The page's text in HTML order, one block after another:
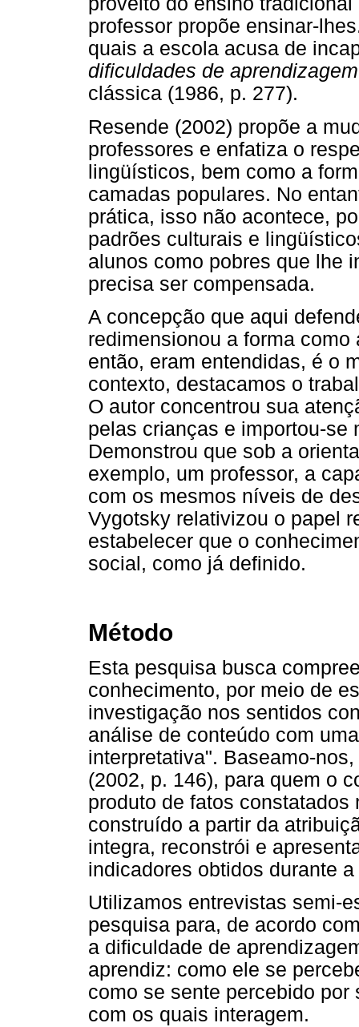
professor propõe ensinar-
quais a escola acusa de
dificuldades de aprendizagem
clássica (1986, p. 277).
Resende (2002) propõe a
professores e enfatiza o
lingüísticos, bem como a
camadas populares. No
prática, isso não acontece,
padrões culturais e
alunos como pobres que lhe
precisa ser compensada.
A concepção que aqui
redimensionou a forma
então, eram entendidas, é o
contexto, destacamos o
O autor concentrou sua
pelas crianças e importou-se
Demonstrou que sob a
exemplo, um professor, a
com os mesmos níveis de
Vygotsky relativizou o papel
estabelecer que o
social, como já definido.
Método
Esta pesquisa busca
conhecimento, por meio de
investigação nos sentidos
análise de conteúdo com
interpretativa". Baseamo-
(2002, p. 146), para quem o
produto de fatos
construído a partir da
integra, reconstrói e
indicadores obtidos durante
Utilizamos entrevistas semi-
pesquisa para, de acordo
a dificuldade de
aprendiz: como ele se
como se sente percebido
com os quais interagem.